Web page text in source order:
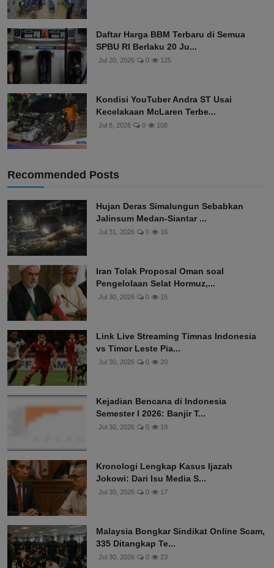
Daftar Harga BBM Terbaru di Semua
SPBU RI Berlaku 20 Ju...
Jul 20, 2026 0 125
Kondisi YouTuber Andra ST Usai
Kecelakaan McLaren Terbe...
Jul 8, 2026 0 108
Recommended Posts
Hujan Deras Simalungun Sebabkan
Jalinsum Medan-Siantar ...
Jul 31, 2026 0 16
Iran Tolak Proposal Oman soal
Pengelolaan Selat Hormuz,...
Jul 30, 2026 0 15
Link Live Streaming Timnas Indonesia
vs Timor Leste Pia...
Jul 30, 2026 0 20
Kejadian Bencana di Indonesia
Semester I 2026: Banjir T...
Jul 30, 2026 0 19
Kronologi Lengkap Kasus Ijazah
Jokowi: Dari Isu Media S...
Jul 30, 2026 0 17
Malaysia Bongkar Sindikat Online Scam,
335 Ditangkap Te...
Jul 30, 2026 0 23